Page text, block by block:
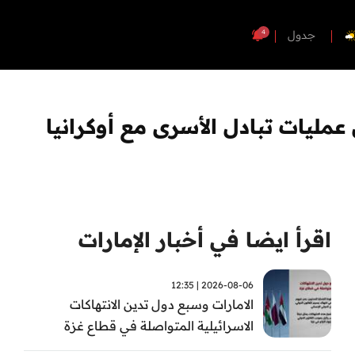
جدول 4
تبادل الأسرى مع أوكرانيا
اقرأ ايضا في أخبار الإمارات
2026-08-06 | 12:35
الامارات وسبع دول تدين الانتهاكات
الاسرائيلية المتواصلة في قطاع غزة